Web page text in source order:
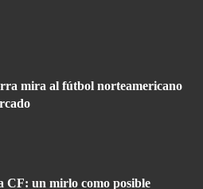
mira al fútbol norteamericano
CF: un mirlo como posible